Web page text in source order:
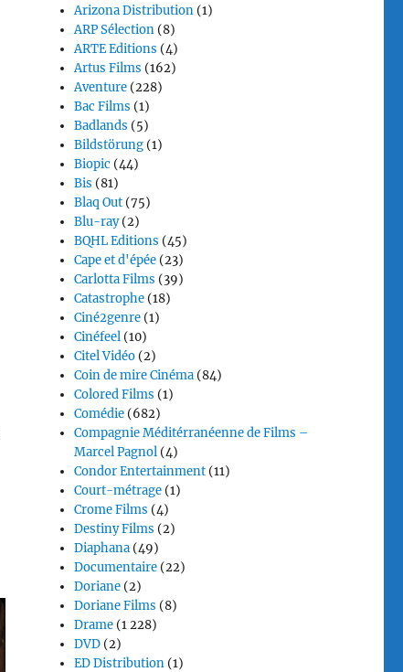
Arizona Distribution (1)
ARP Sélection (8)
ARTE Editions (4)
Artus Films (162)
Aventure (228)
Bac Films (1)
Badlands (5)
Bildstörung (1)
Biopic (44)
Bis (81)
Blaq Out (75)
Blu-ray(2)
BQHL Editions (45)
Cape et d'épée (23)
Carlotta Films (39)
Catastrophe (18)
Ciné2genre (1)
Cinéfeel (10)
Citel Vidéo (2)
Coin de mire Cinéma (84)
Colored Films (1)
Comédie (682)
Compagnie Méditérranéenne de Films –
Marcel Pagnol (4)
Condor Entertainment (11)
Court-métrage (1)
Crome Films (4)
Destiny Films (2)
Diaphana (49)
Documentaire (22)
Doriane (2)
Doriane Films (8)
Drame (1 228)
DVD (2)
ED Distribution (1)